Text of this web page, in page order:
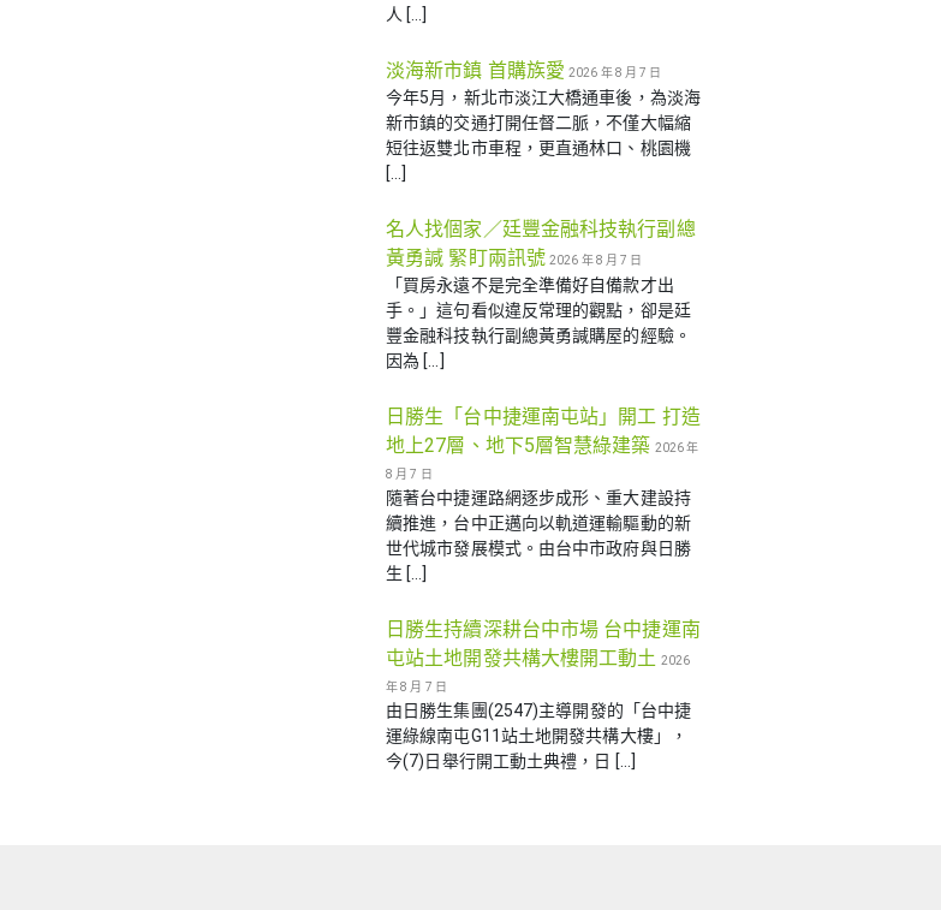
人 […]
淡海新市鎮 首購族愛 2026 年 8 月 7 日
今年5月，新北市淡江大橋通車後，為淡海
新市鎮的交通打開任督二脈，不僅大幅縮
短往返雙北市車程，更直通林口、桃園機
[…]
名人找個家／廷豐金融科技執行副總
黃勇諴 緊盯兩訊號 2026 年 8 月 7 日
「買房永遠不是完全準備好自備款才出
手。」這句看似違反常理的觀點，卻是廷
豐金融科技執行副總黃勇諴購屋的經驗。
因為 […]
日勝生「台中捷運南屯站」開工 打造
地上27層、地下5層智慧綠建築 2026 年
8 月 7 日
隨著台中捷運路網逐步成形、重大建設持
續推進，台中正邁向以軌道運輸驅動的新
世代城市發展模式。由台中市政府與日勝
生 […]
日勝生持續深耕台中市場 台中捷運南
屯站土地開發共構大樓開工動土 2026
年 8 月 7 日
由日勝生集團(2547)主導開發的「台中捷
運綠線南屯G11站土地開發共構大樓」，
今(7)日舉行開工動土典禮，日 […]